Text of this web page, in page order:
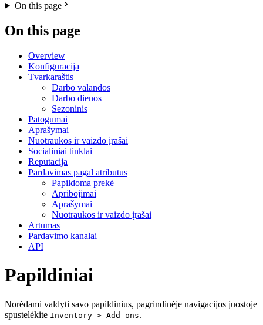
On this page
On this page
Overview
Konfigūracija
Tvarkaraštis
Darbo valandos
Darbo dienos
Sezoninis
Patogumai
Aprašymai
Nuotraukos ir vaizdo įrašai
Socialiniai tinklai
Reputacija
Pardavimas pagal atributus
Papildoma prekė
Apribojimai
Aprašymai
Nuotraukos ir vaizdo įrašai
Artumas
Pardavimo kanalai
API
Papildiniai
Norėdami valdyti savo papildinius, pagrindinėje navigacijos juostoje
spustelėkite Inventory > Add-ons.